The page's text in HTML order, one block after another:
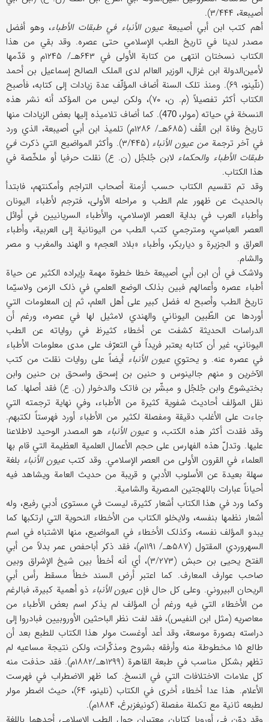
أصیبعة، ۳/۴۴۴).
أهم کتب ابن أبي أصیبعةعیون الأنباء في طبقات الأطباء، وهو أفضل
مصدر لدینا في تاریخ الطب الإسلامي حتی عصره. وقد بقي من هذا
الکتاب نسختان انتهی من کتابة الأولی في ۶۴۳هـ/ ۱۲۴۵م و قدّمها
لأمین‌الدولة ابن غزال، الوزیر العالم لدی الملک الصالح إسماعیل بن أحمد
(نلّینو، ۶۹). ومنذ تلک السنة أضاف المؤلّف عدة زیادات إلی کتابه، فأصبح
الکتاب أکثر تفصیلاً (م. ن، ۷۰)، ولکن لیس من المؤکد أنه نشر هذه
النسخة في حیاته (مولر،
). کما أضاف تلامیذه إلیها بعض الزیادات منها
تاریخ وفاة ابن القُف (۶۸۵هـ/ ۱۲۸۶م) تلمیذ ابن أبي أصیبعة، الذي ورد
في آخر ترجمة من عیون الأنباء (۳/۴۴۵). وأکثر المواضیع التي ذکرت
في
طبقات الأطباء والحکماء لابن جُلجُل (ن. ع) نقلت حرفیا أو ملخّصة في
هذا الکتاب.
وقد تم تقسیم الکتاب حسب أزمنة أصحاب التراجم وأمکنتهم، فابتدأ
بالحدیث عن ظهور علم الطب و مراحله الأولی، فترجم لأطباء الیونان
وأطباء العرب في بدایة العصر الإسلامي، والأطباء السریانیین في أوائل
العصر العباسي، ومترجمي کتب الطب من الیونانیة إلی العربیة، وأطباء
العراق و الجزیرة و دیاربکر، وأطباء «بلاد العجم» و الهند والمغرب و مصر
والشام.
ولاشک في أن ابن أبي أصیبعة خطا خطوة مهمة بإیراده الکثیر عن حیاة
أطباء عصره وأعمالهم فبین بذلک الوضع العلمي في ذلک الزمن ولاسیّما
تاریخ الطب وأصبح له فضل کبیر علی أهل العلم، ثم إن المعلومات التي
أوردها عن الطّبین الیوناني والهندي لامثیل لها في عصره، ورغم أن
الدراسات الحدیثة کشفت عن أخطاء کثیرظ في روایاته عن الطب
الیوناني، غیر أن کتابه یعتبر فریداً في التعرّف علی مدی معلومات الأطباء
في عصره عنه. و یحتويعیون الأنباء أیضاً علی روایات نقلت من کتب
الآخرین و منهم جالینوس و حنین بن إسحق واسحق بن حنین وابن
بختیشوع وابن جُلجُل و مبشّر بن فاتک والدخوار (ن. ع) فقد أصلها. کما
نقل المؤلف أحادیث شفویة کثیرة من الأطباء، وفي نهایة ترجمته التي
جاءت علی الأغلب دقیقة ومفصلة لکثیر من الأطباء أورد فهرستاً لکتبهم.
وقد فقدت أکثر هذه الکتب، وعیون الأنباء هو المصدر الوحید لاطلاعنا
علیها. وتدلّ هذه الفهارس علی حجم الأعمال العلمیة العظیمة التي قام بها
العلماء في القرون الأولی من العصر الإسلامي. وقد کتبعیون الأنباء بلغة
سهلة بعیدة عن الأسلوب الأدبي و قریبة من حدیث العامة ویشاهد فیه
أحیاناً عبارات باللهجتین المصریة والشامیة.
وکما ورد في هذا الکتاب أشعار کثیرة، لیست في مستوی أدبي رفیع، وله
أشعار نظمها بنفسه، ولایخلو الکتاب من الأخطاء النحویة التي ارتکبها کما
یبدو المؤلف نفسه، وکذلک الأخطاء في المواضیع، منها الاشتباه في اسم
السهروردي المقتول (۵۸۷هـ/ ۱۱۹۱م)، فقد ذکر أباحفص عمر بدلاً من أبي
الفتح یحیی بن حبش (۳/۲۷۳)، أي أنه أخطأ بین شیخ الإشراق وبین
صاحب عوارف المعارف. کما اعتبر أرض السند خطأ مسقط رأس أبي
الریحان البیروني. وعلی کل حال فإن عیون الأنباء ذو أهمیة کبیرة، فبالرغم
من الأخطاء التي فیه ورغم أن المؤلف لم یذکر اسم بعض الأطباء من
معاصریه (مثل ابن النفیس)، فقد لفت نظر الباحثین الأوروبیین فبادروا إلی
دراسته بصورة موسعة، وقد أعد أوغست مولر هذا الکتاب للطبع بعد أن
طالع ۱۵ مخطوطة منه وأرفقه بشروح ومذکّرات، ولکن نتیجة مساعیه لم
تظهر بشکل مناسب في طبعة القاهرة (۱۲۹۹هـ/۱۸۸۲م). فقد حذفت منه
کل علامات الاختلافات التي في النسخ. کما ظهر الاضطراب في فهرست
الأعلام. هذا عدا أخطاء أخری في الکتاب (نلینو، ۶۴)، حیث اضطر مولر
لطبعه ثانیة مع تکملة مفصلة (کونیغزبرغ، ۱۸۸۴م).